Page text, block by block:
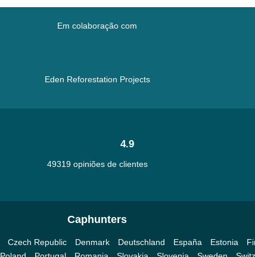
Em colaboração com
Eden Reforestation Projects
4.9
49319 opiniões de clientes
Caphunters
Czech Republic Denmark Deutschland España Estonia